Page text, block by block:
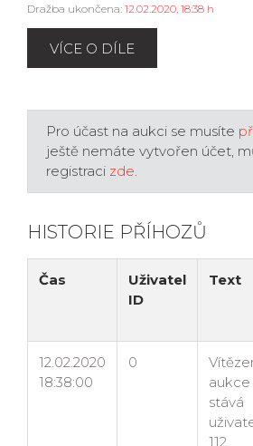
Dražba ukončena: 12.02.2020, 18:38 h
VÍCE O DÍLE
Pro účast na aukci se musíte
ještě nemáte vytvořen účet,
registraci zde.
HISTORIE PŘÍHOZŮ